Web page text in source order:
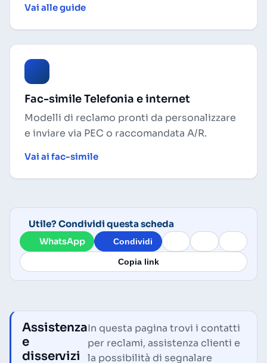
Vai alle guide
Fac-simile Telefonia e internet
Modelli di reclamo pronti da personalizzare
e inviare via PEC o raccomandata A/R.
Vai ai fac-simile
Utile? Condividi questa scheda
WhatsApp Condividi
Copia link
Assistenza
e
disservizi
In questa pagina trovi i contatti
per reclami, assistenza clienti e
la possibilità di segnalare